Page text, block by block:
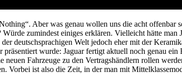
Aber was genau wollen uns die acht
zumindest einiges erklären. Vielleicht hätte
deutschsprachigen Welt jedoch eher mit der
präsentiert wurde: Jaguar fertigt aktuell noch genau
neuen Fahrzeuge zu den Vertragshändlern rollen
Vorbei ist also die Zeit, in der man mit